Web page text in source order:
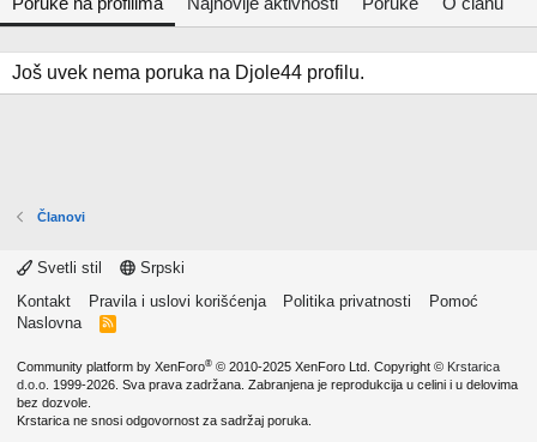
Još uvek nema poruka na Djole44 profilu.
Članovi
Svetli stil
Srpski
Kontakt
Pravila i uslovi korišćenja Politika privatnosti
Pomoć
Naslovna
R
Community platform by XenForo® © 2010-2025 XenForo Ltd. Copyright © Krstarica
d.o.o. 1999-2026. Sva prava zadržana. Zabranjena je reprodukcija u celini i u delovima
bez dozvole.
Krstarica ne snosi odgovornost za sadržaj poruka.